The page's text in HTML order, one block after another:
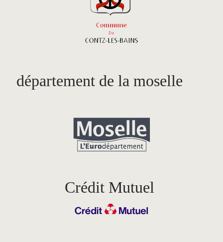
département de la moselle
Crédit Mutuel